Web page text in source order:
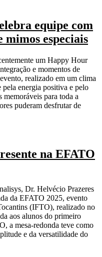
equipe com
especiais
um Happy Hour
e momentos de
realizado em um clima
pela energia positiva e pelo
para toda a
puderam desfrutar de
na EFATO
Dr. Helvécio Prazeres
da EFATO 2025, evento
(IFTO), realizado no
aos alunos do primeiro
a mesa-redonda teve como
e da versatilidade do